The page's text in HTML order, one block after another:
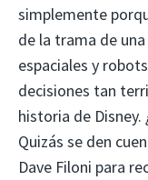
simplemente
de la trama de
espaciales y
decisiones tan
historia de Disney.
Quizás se den
Dave Filoni para